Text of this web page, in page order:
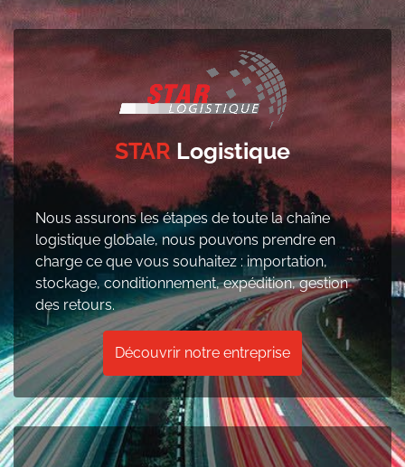
STARLogistique
Nous assurons les étapes de toute la chaîne
logistique globale, nous pouvons prendre en
charge ce que vous souhaitez : importation,
stockage, conditionnement, expédition, gestion
des retours.
Découvrir notre entreprise